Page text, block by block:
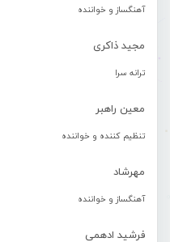
آهنگساز و خواننده
مجید ذاکری
ترانه سرا
معین راهبر
تنظیم کننده و خواننده
مهرشاد
آهنگساز و خواننده
فرشید ادهمی